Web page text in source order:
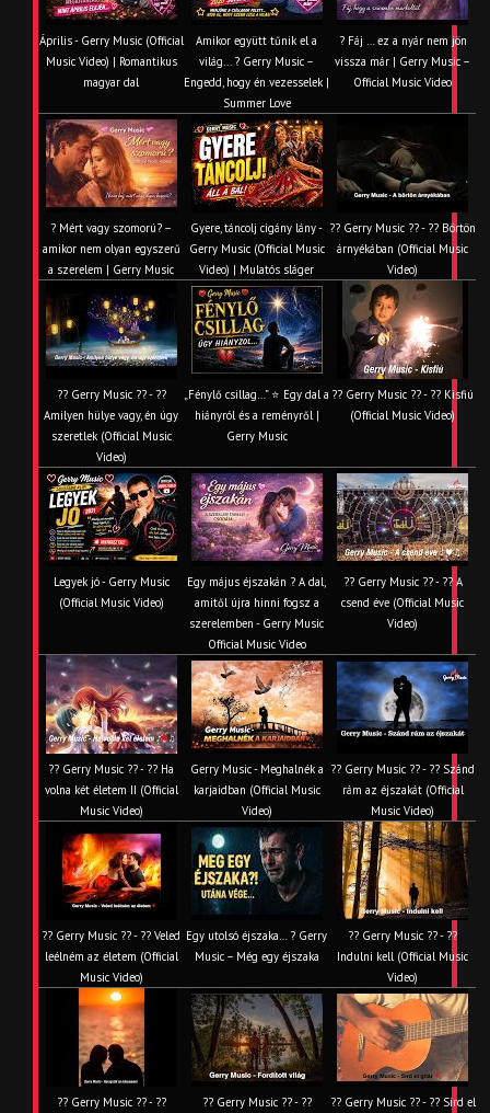
Április - Gerry Music (Official
Music Video) | Romantikus
magyar dal
Amikor együtt tűnik el a
világ... ? Gerry Music –
Engedd, hogy én vezesselek |
Summer Love
? Fáj … ez a nyár nem jön
vissza már | Gerry Music –
Official Music Video
? Mért vagy szomorú? –
amikor nem olyan egyszerű
a szerelem | Gerry Music
Gyere, táncolj cigány lány -
Gerry Music (Official Music
Video) | Mulatós sláger
?? Gerry Music ?? - ?? Börtön
árnyékában (Official Music
Video)
?? Gerry Music ?? - ??
Amilyen hülye vagy, én úgy
szeretlek (Official Music
Video)
„Fénylő csillag…” ⭐ Egy dal a
hiányról és a reményről |
Gerry Music
?? Gerry Music ?? - ?? Kisfiú
(Official Music Video)
Legyek jó - Gerry Music
(Official Music Video)
Egy május éjszakán ? A dal,
amitől újra hinni fogsz a
szerelemben - Gerry Music
Official Music Video
?? Gerry Music ?? - ?? A
csend éve (Official Music
Video)
?? Gerry Music ?? - ?? Ha
volna két életem II (Official
Music Video)
Gerry Music - Meghalnék a
karjaidban (Official Music
Video)
?? Gerry Music ?? - ?? Szánd
rám az éjszakát (Official
Music Video)
?? Gerry Music ?? - ?? Veled
leélném az életem (Official
Music Video)
Egy utolsó éjszaka… ? Gerry
Music – Még egy éjszaka
?? Gerry Music ?? - ??
Indulni kell (Official Music
Video)
?? Gerry Music ?? - ?? ?? Gerry Music ?? - ?? ?? Gerry Music ?? - ?? Sírd el